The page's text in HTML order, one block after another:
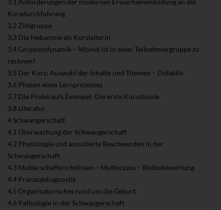
3.1 Anforderungen der modernen Erwachsenenbildung an die
Kursdurchführung
3.2 Zielgruppe
3.3 Die Hebamme als Kursleiterin
3.4 Gruppendynamik – Womit ist in einer Teilnehmergruppe zu
rechnen?
3.5 Der Kurs: Auswahl der Inhalte und Themen – Didaktik
3.6 Phasen eines Lernprozesses
3.7 Die Probe aufs Exempel: Die erste Kursstunde
3.8 Literatur
4 Schwangerschaft
4.1 Überwachung der Schwangerschaft
4.2 Physiologie und assoziierte Beschwerden in der
Schwangerschaft
4.3 Mutterschaftsrichtlinien – Mutterpass – Risikobewertung
4.4 Pränataldiagnostik
4.5 Organisatorisches rund um die Geburt
4.6 Pathologie in der Schwangerschaft